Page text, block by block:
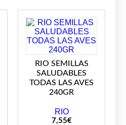
RIO SEMILLAS
SALUDABLES
TODAS LAS AVES
240GR
RIO
7,55€